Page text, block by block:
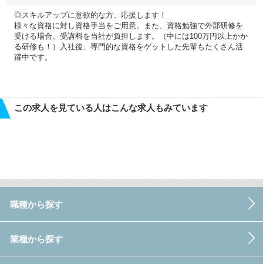
◎スキルアップに意欲的な方、応援します！
様々な資格に対し資格手当をご用意。また、資格勉強で外部研修を
受ける場合、受講料を当社が負担します。（中には100万円以上かか
る研修も！）入社後、専門的な資格をゲットした先輩もたくさん活
躍中です。
この求人を見ている人はこんな求人もみています
職種から探す
業種から探す